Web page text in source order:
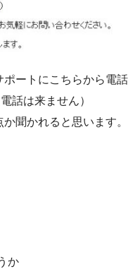
ポートにこちらから電話
話は来ません）
聞かれると思います。
か